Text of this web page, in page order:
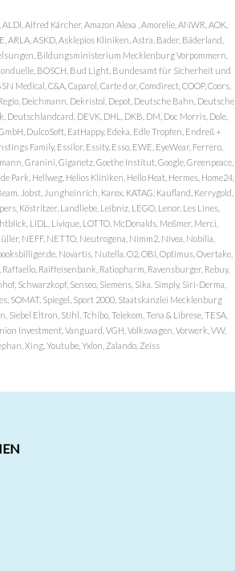
Alfred Kärcher, Amazon Alexa , Amorelie, ANWR, AOK,
ARLA, ASKD, Asklepios Kliniken, Astra, Bader, Bäderland,
Bildungsministerium Mecklenburg Vorpommern,
BOSCH, Bud Light, Bundesamt für Sicherheit und
Medical, C&A, Caparol, Carte d or, Comdirect, COOP, Coors,
Deichmann, Dekristol, Depot, Deutsche Bahn, Deutsche
Deutschlandcard, DEVK, DHL, DKB, DM, Doc Morris, Dole,
DulcoSoft, EatHappy, Edeka, Edle Tropfen, Endreß +
Family, Essilor, Essity, Esso, EWE, EyeWear, Ferrero,
Granini, Giganetz, Goethe Institut, Google, Greenpeace,
Park, Hellweg, Helios Kliniken, Hello Heat, Hermes, Home24,
Jobst, Jungheinrich, Karex, KATAG, Kaufland, Kerrygold,
Köstritzer, Landliebe, Leibniz, LEGO, Lenor, Les Lines,
LIDL, Livique, LOTTO, McDonalds, Meßmer, Merci,
NEFF, NETTO, Neutrogena, Nimm2, Nivea, Nobilia,
Novartis, Nutella, O2, OBI, Optimus, Overtake,
Raffaello, Raiffeisenbank, Ratiopharm, Ravensburger, Rebuy,
Schwarzkopf, Senseo, Siemens, Sika, Simply, Siri-Derma,
SOMAT, Spiegel, Sport 2000, Staatskanzlei Mecklenburg
Siebel Eltron, Stihl, Tchibo, Telekom, Tena & Librese, TESA,
Investment, Vanguard, VGH, Volkswagen, Vorwerk, VW,
Xing, Youtube, Yxlon, Zalando, Zeiss